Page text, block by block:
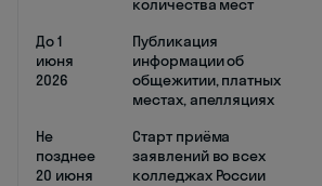
количества мест
До 1
июня
2026
Публикация
информации об
общежитии, платных
местах, апелляциях
Не
позднее
20 июня
Старт приёма
заявлений во всех
колледжах России